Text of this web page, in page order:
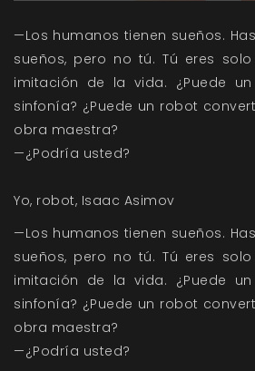
—Los humanos tienen sueños.
sueños, pero no tú. Tú eres
imitación de la vida. ¿Puede
sinfonía? ¿Puede un robot
obra maestra?
—¿Podría usted?
Yo, robot, Isaac Asimov
—Los humanos tienen sueños.
sueños, pero no tú. Tú eres
imitación de la vida. ¿Puede
sinfonía? ¿Puede un robot
obra maestra?
—¿Podría usted?